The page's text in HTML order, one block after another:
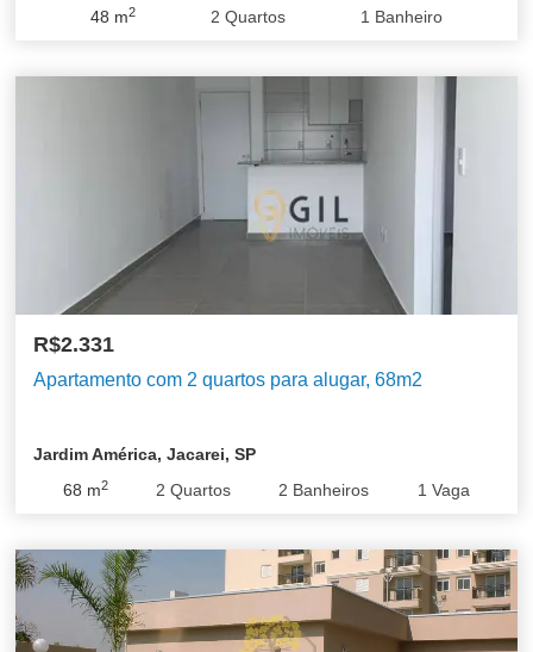
48 m2 2 Quartos 1 Banheiro
R$2.331
Apartamento com 2 quartos para alugar, 68m2
Jardim América, Jacarei, SP
68 m2 2 Quartos 2 Banheiros 1 Vaga